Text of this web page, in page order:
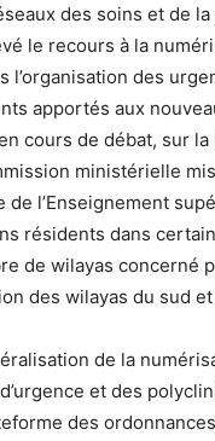
des soins et de
le recours à la
des
apportés aux
cours de débat, sur
ministérielle
l’Enseignement
résidents dans
de wilayas concerné
des wilayas du sud
de la
et des
des